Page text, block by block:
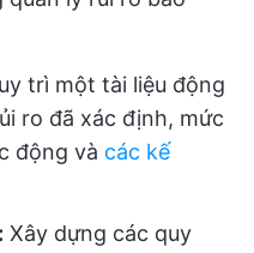
trì một tài liệu động
ro đã xác định, mức
động và các kế
Xây dựng các quy